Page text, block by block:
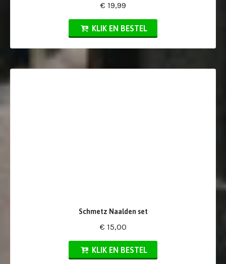
€ 19,99
KLIK EN BESTEL
Schmetz Naalden set
€ 15,00
KLIK EN BESTEL